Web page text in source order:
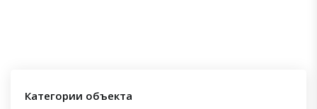
Категории объекта